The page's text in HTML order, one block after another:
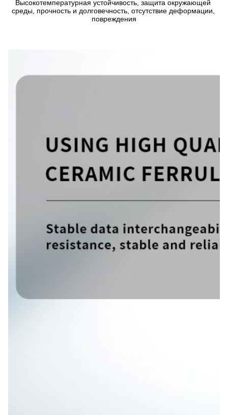
Высокотемпературная устойчивость, защита окружающей
среды, прочность и долговечность, отсутствие деформации,
повреждения